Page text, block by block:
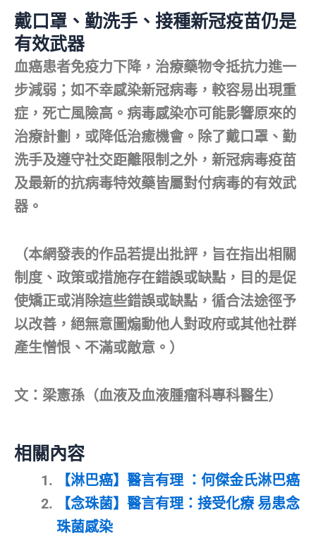
戴口罩、勤洗手、接種新冠疫苗仍是
有效武器
血癌患者免疫力下降，治療藥物令抵抗力進一
步減弱；如不幸感染新冠病毒，較容易出現重
症，死亡風險高。病毒感染亦可能影響原來的
治療計劃，或降低治癒機會。除了戴口罩、勤
洗手及遵守社交距離限制之外，新冠病毒疫苗
及最新的抗病毒特效藥皆屬對付病毒的有效武
器。
（本網發表的作品若提出批評，旨在指出相關
制度、政策或措施存在錯誤或缺點，目的是促
使矯正或消除這些錯誤或缺點，循合法途徑予
以改善，絕無意圖煽動他人對政府或其他社群
產生憎恨、不滿或敵意。）
文：梁憲孫（血液及血液腫瘤科專科醫生）
相關內容
【淋巴癌】醫言有理 ：何傑金氏淋巴癌
【念珠菌】醫言有理：接受化療 易患念
珠菌感染